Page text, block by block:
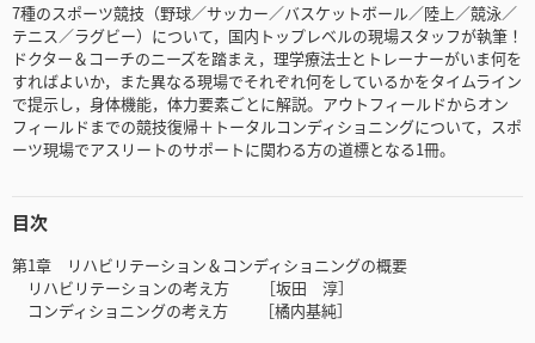
7種のスポーツ競技（野球／サッカー／バスケットボール／陸上／競泳／
テニス／ラグビー）について，国内トップレベルの現場スタッフが執筆！
ドクター＆コーチのニーズを踏まえ，理学療法士とトレーナーがいま何を
すればよいか，また異なる現場でそれぞれ何をしているかをタイムライン
で提示し，身体機能，体力要素ごとに解説。アウトフィールドからオン
フィールドまでの競技復帰＋トータルコンディショニングについて，スポ
ーツ現場でアスリートのサポートに関わる方の道標となる1冊。
目次
第1章 リハビリテーション＆コンディショニングの概要
リハビリテーションの考え方 ［坂田 淳］
コンディショニングの考え方 ［橘内基純］